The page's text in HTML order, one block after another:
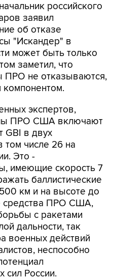
российского
заявил
об отказе
"Искандер" в
может быть только
заметил, что
ПРО не отказываются,
экспертов,
ПРО США включают
GBI в двух
том числе 26 на
Это -
имеющие скорость 7
баллистические
км и на высоте до
средства ПРО США,
с ракетами
дальности, так
военных действий
неспособно
сил России.